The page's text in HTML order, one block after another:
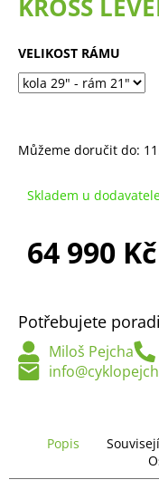
KROSS
VELIKOST RÁMU
Můžeme doručit do:
Skladem u
64 990 Kč
Potřebujete
Miloš Pejcha
Popis
a
j
í
t
p
o
r